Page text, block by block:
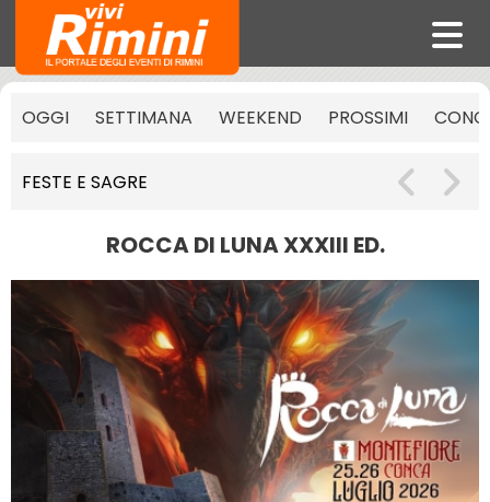
OGGI SETTIMANA WEEKEND PROSSIMI
FESTE E SAGRE
ROCCA DI LUNA XXXIII ED.